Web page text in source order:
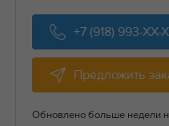
+7 (918) 993-XX-
Предложить
Обновлено больше недели